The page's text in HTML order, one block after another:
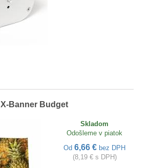
X-Banner Budget
Skladom
Odošleme v piatok
Od 6,66 € bez DPH
(8,19 € s DPH)